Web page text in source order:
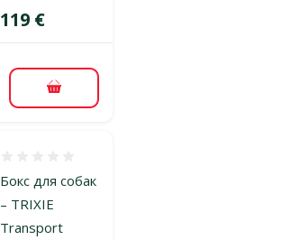
Цена
119 €
В корзину
Бокс для собак
– TRIXIE
Transport